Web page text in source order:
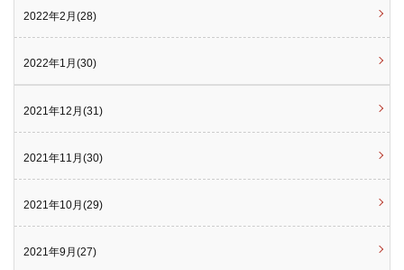
2022年2月(28)
2022年1月(30)
2021年12月(31)
2021年11月(30)
2021年10月(29)
2021年9月(27)